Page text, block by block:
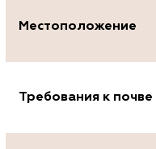
Местоположение
Требования к почве